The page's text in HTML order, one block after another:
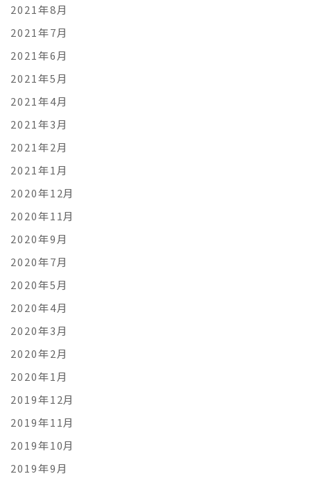
2021年8月
2021年7月
2021年6月
2021年5月
2021年4月
2021年3月
2021年2月
2021年1月
2020年12月
2020年11月
2020年9月
2020年7月
2020年5月
2020年4月
2020年3月
2020年2月
2020年1月
2019年12月
2019年11月
2019年10月
2019年9月